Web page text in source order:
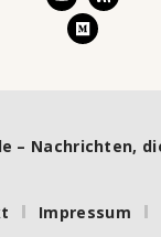
– Nachrichten,
Impressum